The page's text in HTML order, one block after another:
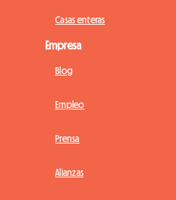
Casas enteras
Empresa
Blog
Empleo
Prensa
Alianzas